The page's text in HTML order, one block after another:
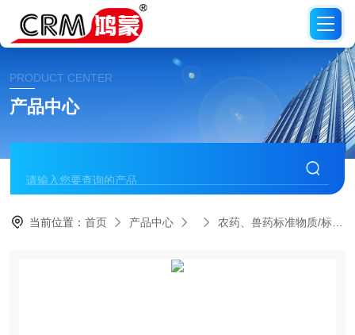
PRODUCT CENTER
产品中心
当前位置：首页 产品中心 农药、兽药标准物质/标准品